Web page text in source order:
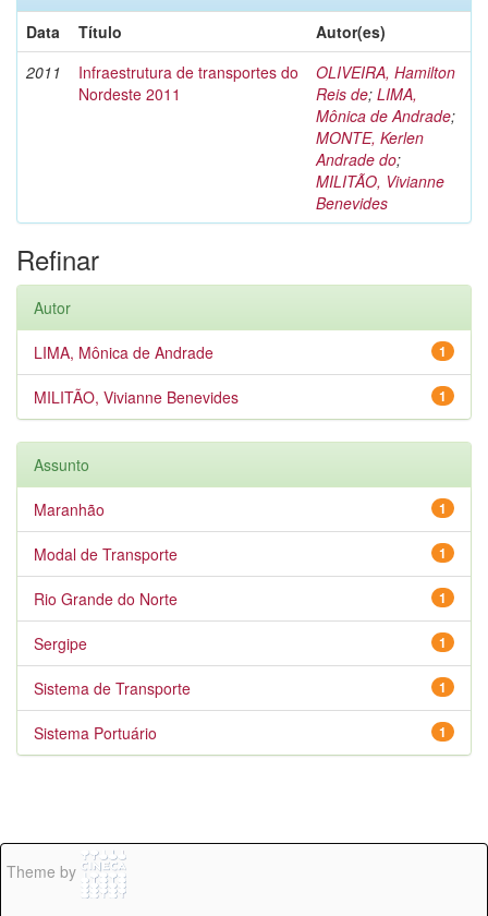
Data
Título
Autor(es)
2011
Infraestrutura de transportes do
Nordeste 2011
OLIVEIRA, Hamilton
Reis de; LIMA,
Mônica de Andrade;
MONTE, Kerlen
Andrade do;
MILITÃO, Vivianne
Benevides
Refinar
Autor
1
LIMA, Mônica de Andrade
1
MILITÃO, Vivianne Benevides
Assunto
1
Maranhão
1
Modal de Transporte
1
Rio Grande do Norte
1
Sergipe
1
Sistema de Transporte
1
Sistema Portuário
Theme by